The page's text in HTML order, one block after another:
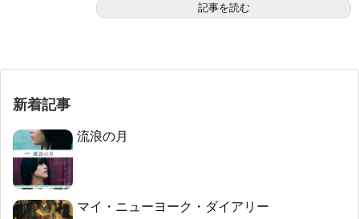
記事を読む
新着記事
流浪の月
マイ・ニューヨーク・ダイアリー